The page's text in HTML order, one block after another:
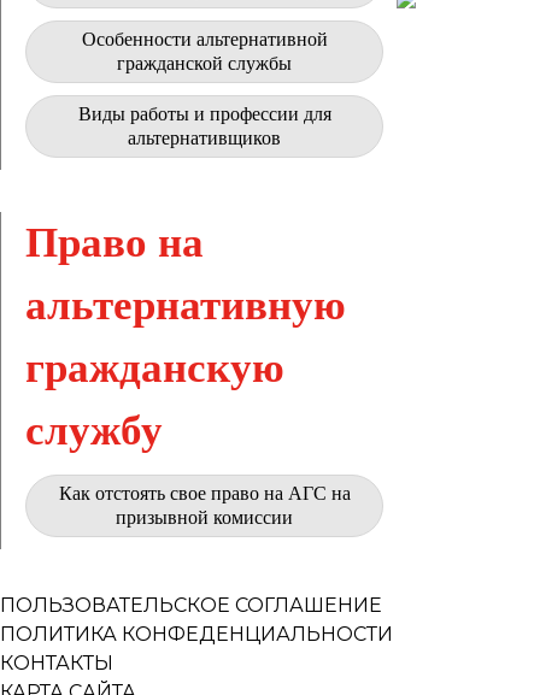
Особенности альтернативной
гражданской службы
Виды работы и профессии для
альтернативщиков
Право на
альтернативную
гражданскую
службу
Как отстоять свое право на АГС на
призывной комиссии
ПОЛЬЗОВАТЕЛЬСКОЕ СОГЛАШЕНИЕ
ПОЛИТИКА КОНФЕДЕНЦИАЛЬНОСТИ
КОНТАКТЫ